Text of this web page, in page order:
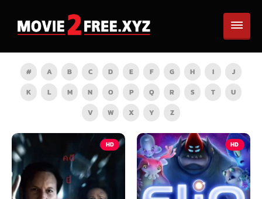
# A B C D E F G H I
J
K
L M N O P Q R S T
U
V
W X Y Z
HD HD